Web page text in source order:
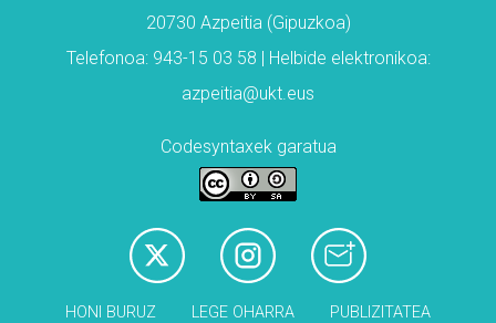
20730 Azpeitia (Gipuzkoa)
Telefonoa: 943-15 03 58 | Helbide elektronikoa:
azpeitia@ukt.eus
Codesyntaxek garatua
HONI BURUZ LEGE OHARRA PUBLIZITATEA